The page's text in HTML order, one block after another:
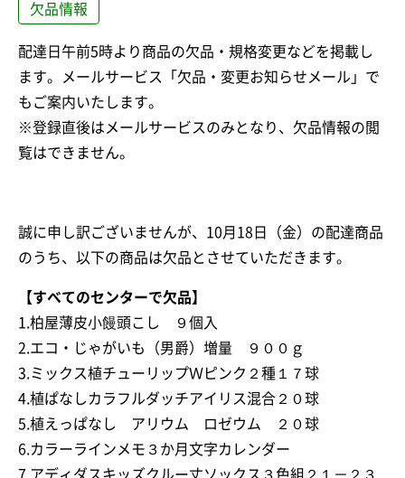
欠品情報
配達日午前5時より商品の欠品・規格変更などを掲載し
ます。メールサービス「欠品・変更お知らせメール」で
もご案内いたします。
※登録直後はメールサービスのみとなり、欠品情報の閲
覧はできません。
誠に申し訳ございませんが、10月18日（金）の配達商品
のうち、以下の商品は欠品とさせていただきます。
【すべてのセンターで欠品】
1.柏屋薄皮小饅頭こし ９個入
2.エコ・じゃがいも（男爵）増量 ９００ｇ
3.ミックス植チューリップＷピンク２種１７球
4.植ぱなしカラフルダッチアイリス混合２０球
5.植えっぱなし アリウム ロゼウム ２０球
6.カラーラインメモ３か月文字カレンダー
7.アディダスキッズクルー丈ソックス３色組２１－２３